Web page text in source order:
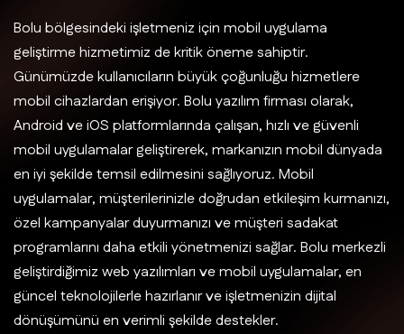
Bolu bölgesindeki işletmeniz için mobil uygulama
geliştirme hizmetimiz de kritik öneme sahiptir.
Günümüzde kullanıcıların büyük çoğunluğu hizmetlere
mobil cihazlardan erişiyor. Bolu yazılım firması olarak,
Android ve iOS platformlarında çalışan, hızlı ve güvenli
mobil uygulamalar geliştirerek, markanızın mobil dünyada
en iyi şekilde temsil edilmesini sağlıyoruz. Mobil
uygulamalar, müşterilerinizle doğrudan etkileşim kurmanızı,
özel kampanyalar duyurmanızı ve müşteri sadakat
programlarını daha etkili yönetmenizi sağlar. Bolu merkezli
geliştirdiğimiz web yazılımları ve mobil uygulamalar, en
güncel teknolojilerle hazırlanır ve işletmenizin dijital
dönüşümünü en verimli şekilde destekler.